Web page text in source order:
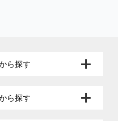
ら探す
ら探す